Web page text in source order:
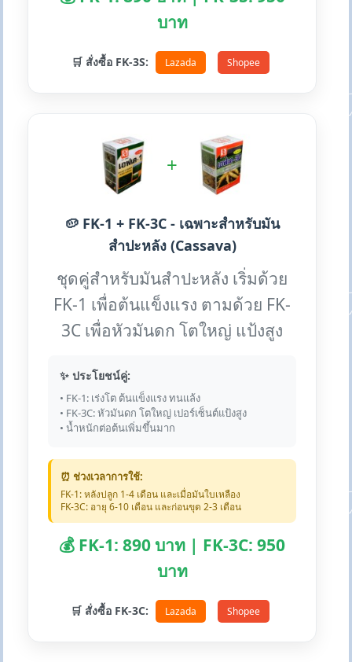
บาท
🛒 สั่งซื้อ FK-3S: Lazada Shopee
+
🥔 FK-1 + FK-3C - เฉพาะสำหรับมัน
สำปะหลัง (Cassava)
ชุดคู่สำหรับมันสำปะหลัง เริ่มด้วย
FK-1 เพื่อต้นแข็งแรง ตามด้วย FK-
3C เพื่อหัวมันดก โตใหญ่ แป้งสูง
✨ ประโยชน์คู่:
• FK-1: เร่งโต ต้นแข็งแรง ทนแล้ง
• FK-3C: หัวมันดก โตใหญ่ เปอร์เซ็นต์แป้งสูง
• น้ำหนักต่อต้นเพิ่มขึ้นมาก
⏰ ช่วงเวลาการใช้:
FK-1: หลังปลูก 1-4 เดือน และเมื่อมันใบเหลือง
FK-3C: อายุ 6-10 เดือน และก่อนขุด 2-3 เดือน
💰 FK-1: 890 บาท | FK-3C: 950
บาท
🛒 สั่งซื้อ FK-3C: Lazada Shopee